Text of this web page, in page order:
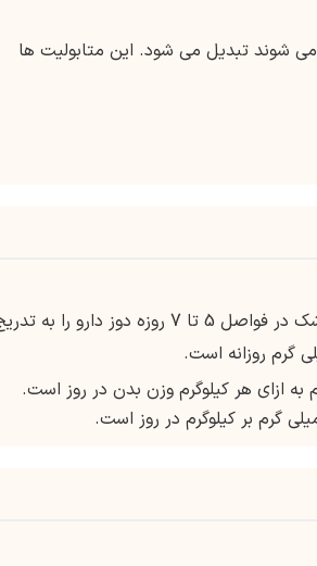
می شوند تبدیل می شود. این متابولیت ها
ابتدا 10 یا 12.5 میلی گرم یک بار در روز سپس ممکن است پزشک در فواصل 5 تا 7 روزه دوز دارو را
تنظیم می شود. دوز معمول 200 میکروگرم به ازای هر کیلوگرم وزن بدن در روز است.